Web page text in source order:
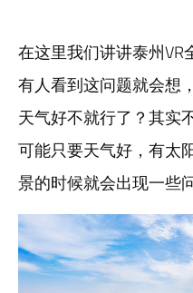
在这里我们讲讲泰州VR
有人看到这问题就会想
天气好不就行了？其实
可能只要天气好，有太
景的时候就会出现一些